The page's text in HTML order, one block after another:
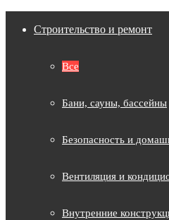
Строительство и ремонт
Все
Бани, сауны, бассейны
Безопасность и
Вентиляция и
Внутренние